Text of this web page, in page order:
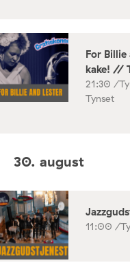
For
kake! //
21:30 /
Tynset
30. august
11:00 /